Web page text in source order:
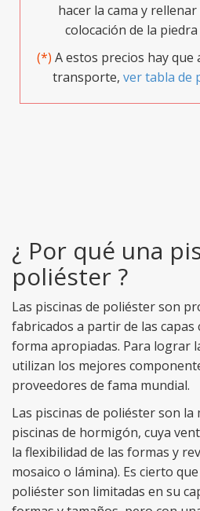
hacer la cama y
colocación de la
(*) A estos precios hay que
transporte, ver tabla de
¿ Por qué una
poliéster ?
Las piscinas de poliéster son
fabricados a partir de las capas
forma apropiadas. Para lograr
utilizan los mejores
proveedores de fama mundial.
Las piscinas de poliéster son
piscinas de hormigón, cuya
la flexibilidad de las formas y
mosaico o lámina). Es cierto
poliéster son limitadas en su